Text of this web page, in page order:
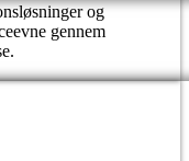
og
gennem